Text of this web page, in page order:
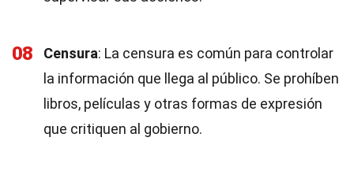
08 Censura: La censura es común para controlar
la información que llega al público. Se prohíben
libros, películas y otras formas de expresión
que critiquen al gobierno.